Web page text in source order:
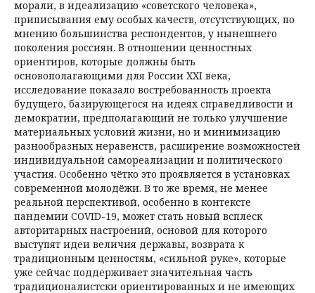
морали, в идеализацию «советского человека»,
приписывания ему особых качеств, отсутствующих, по
мнению большинства респондентов, у нынешнего
поколения россиян. В отношении ценностных
ориентиров, которые должны быть
основополагающими для России ХХI века,
исследование показало востребованность проекта
будущего, базирующегося на идеях справедливости и
демократии, предполагающий не только улучшение
материальных условий жизни, но и минимизацию
разнообразных неравенств, расширение возможностей
индивидуальной самореализации и политического
участия. Особенно чётко это проявляется в установках
современной молодёжи. В то же время, не менее
реальной перспективой, особенно в контексте
пандемии COVID-19, может стать новый всплеск
авторитарных настроений, основой для которого
выступят идеи величия державы, возврата к
традиционным ценностям, «сильной руке», которые
уже сейчас поддерживает значительная часть
традиционалистски ориентированных и не имеющих